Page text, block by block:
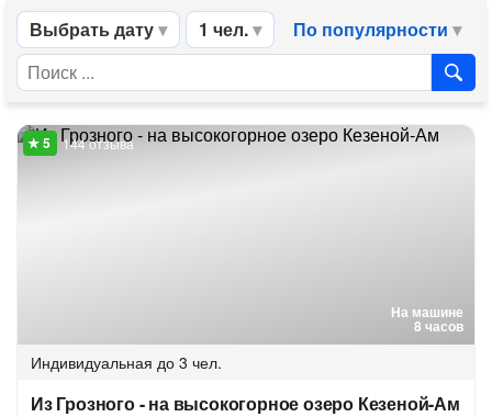
Выбрать дату 1 чел. По популярности
На машине
8 часов
144 отзыва
Индивидуальная до 3 чел.
Из Грозного - на высокогорное озеро Кезеной-Ам